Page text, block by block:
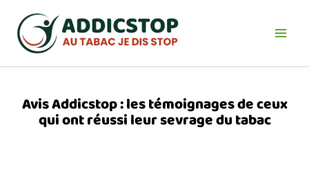
contenu
Avis Addicstop : les témoignages de ceux
qui ont réussi leur sevrage du tabac